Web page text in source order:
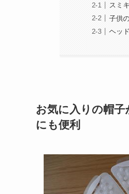
スミ
子供
ヘッ
お気に入りの帽
にも便利